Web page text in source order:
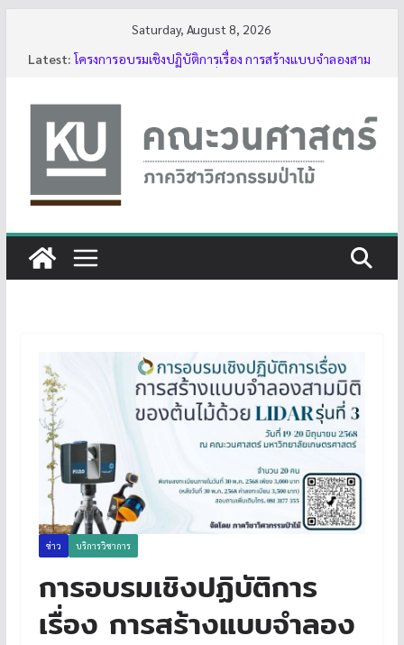
Saturday, August 8, 2026
Latest: โครงการอบรมเชิงปฏิบัติการเรื่อง การสร้างแบบจำลองสาม
กิจกรรมนิสิต ปีการศึกษา 2569
ทุนสนับสนุนโครงงานนิสิตผ่านอาจารย์ที่ปรึกษา
บรรยากาศการอบรมเชิงปฏิบัติการเรื่อง การสร้างแบบ
จำลองสามมิติของต้นไม้ด้วย LiDAR รุ่นที่ 5
ข่าว บริการวิชาการ
การอบรมเชิงปฏิบัติการ
เรื่อง การสร้างแบบจำลอง